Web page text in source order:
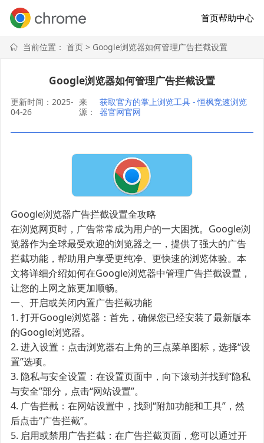
首页帮助中心
当前位置： 首页> Google浏览器如何管理广告拦截设置
Google浏览器如何管理广告拦截设置
更新时间：2025-
04-26
来
源：
获取官方的掌上浏览工具 - 恒枫竞速浏览
器官网官网
Google浏览器广告拦截设置全攻略
在浏览网页时，广告常常成为用户的一大困扰。Google浏
览器作为全球最受欢迎的浏览器之一，提供了强大的广告
拦截功能，帮助用户享受更纯净、更快速的浏览体验。本
文将详细介绍如何在Google浏览器中管理广告拦截设置，
让您的上网之旅更加顺畅。
一、开启或关闭内置广告拦截功能
1. 打开Google浏览器：首先，确保您已经安装了最新版本
的Google浏览器。
2. 进入设置：点击浏览器右上角的三点菜单图标，选择“设
置”选项。
3. 隐私与安全设置：在设置页面中，向下滚动并找到“隐私
与安全”部分，点击“网站设置”。
4. 广告拦截：在网站设置中，找到“附加功能和工具”，然
后点击“广告拦截”。
5. 启用或禁用广告拦截：在广告拦截页面，您可以通过开